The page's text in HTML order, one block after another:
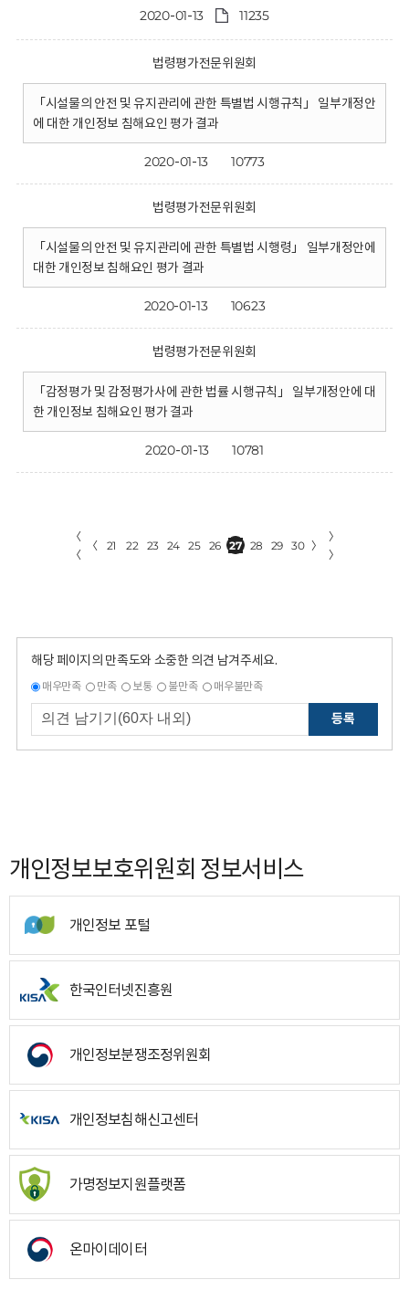
2020-01-13 11235
법령평가전문위원회
「시설물의 안전 및 유지관리에 관한 특별법 시행규칙」 일부개정안
에 대한 개인정보 침해요인 평가 결과
2020-01-13 10773
법령평가전문위원회
「시설물의 안전 및 유지관리에 관한 특별법 시행령」 일부개정안에
대한 개인정보 침해요인 평가 결과
2020-01-13 10623
법령평가전문위원회
「감정평가 및 감정평가사에 관한 법률 시행규칙」 일부개정안에 대
한 개인정보 침해요인 평가 결과
2020-01-13 10781
〈
〈
〈 21 22 23 24 25 26 27 28 29 30 〉
〉
〉
해당 페이지의 만족도와 소중한 의견 남겨주세요.
매우만족 만족 보통 불만족 매우불만족
등록
개인정보보호위원회 정보서비스
개인정보 포털
한국인터넷진흥원
개인정보분쟁조정위원회
개인정보침해신고센터
가명정보지원플랫폼
온마이데이터